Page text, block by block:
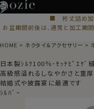
■ 裄丈詰め加
お盆期間前後は、通常と加工期
HOME ネクタイ＆アクセサリー
日本製ｼﾙｸ100％･ｾｯﾃﾋﾟｴｹﾞ縫
高級感溢れるしなやかさと重厚
結婚式や披露宴に最適です
ｼﾙﾊﾞｰ